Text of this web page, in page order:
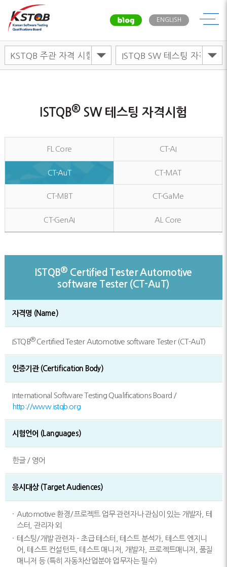
ENGLISH메뉴
ISTQB®SW 테스팅 자격시험
FL Core CT-AI
CT-AuT CT-MAT
CT-MBT CT-GaMe
CT-GenAI AL Core
ISTQB® Certified Tester Automotive
software Tester (CT-AuT)
자격명 (Name)
ISTQB®Certified Tester Automotive software Tester (CT-AuT)
인증기관 (Certification Body)
International Software Testing Qualifications Board /
http://www.istqb.org
시험언어 (Languages)
한글 / 영어
응시대상 (Target Audiences)
Automotive 환경/프로젝트 업무 관련자나 관심이 있는 개발자, 테
스터, 관리자 외
테스팅/개발 관련자 – 초급 테스터, 테스트 분석가, 테스트 엔지니
어, 테스트 컨설턴트, 테스트 매니저, 개발자, 프로젝트매니저, 품질
매니저 등 (특히 자동차산업분야 업무자는 필수)